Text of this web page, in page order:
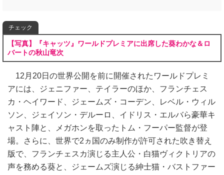
チェック
【写真】『キャッツ』ワールドプレミアに出席した葵わかな＆ロ
バートの秋山竜次
12月20日の世界公開を前に開催されたワールドプレミ
アには、ジェニファー、テイラーのほか、フランチェス
カ・ヘイワード、ジェームズ・コーデン、レベル・ウィル
ソン、ジェイソン・デルーロ、イドリス・エルバら豪華キ
ャスト陣と、メガホンを取ったトム・フーパー監督が登
場。さらに、世界で2ヵ国のみ制作が許可された吹き替え
版で、フランチェスカ演じる主人公・白猫ヴィクトリアの
声を務める葵と、ジェームズ演じる紳士猫・バストファー